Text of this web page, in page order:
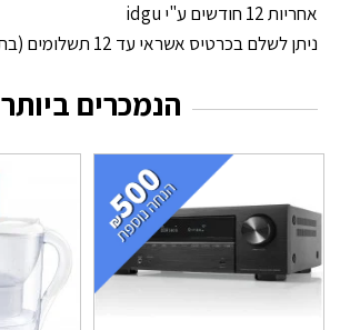
אחריות 12 חודשים ע"י idgu
ניתן לשלם בכרטיס אשראי עד 12 תשלומים (בתוספת ריבית)
הנמכרים ביותר